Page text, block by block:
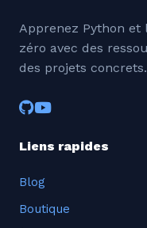
Apprenez Python et
zéro avec des
des projets concrets.
Liens rapides
Blog
Boutique